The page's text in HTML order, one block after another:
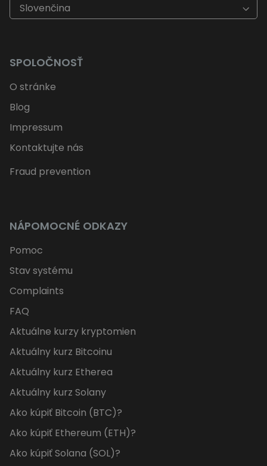
Slovenčina
SPOLOČNOSŤ
O stránke
Blog
Impressum
Kontaktujte nás
Fraud prevention
NÁPOMOCNÉ ODKAZY
Pomoc
Stav systému
Complaints
FAQ
Aktuálne kurzy kryptomien
Aktuálny kurz Bitcoinu
Aktuálny kurz Etherea
Aktuálny kurz Solany
Ako kúpiť Bitcoin (BTC)?
Ako kúpiť Ethereum (ETH)?
Ako kúpiť Solana (SOL)?